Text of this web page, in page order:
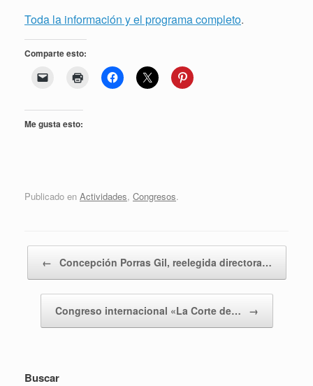
Toda la información y el programa completo.
Comparte esto:
Me gusta esto:
Publicado en Actividades, Congresos.
← Concepción Porras Gil, reelegida directora…
Congreso internacional «La Corte de… →
Buscar